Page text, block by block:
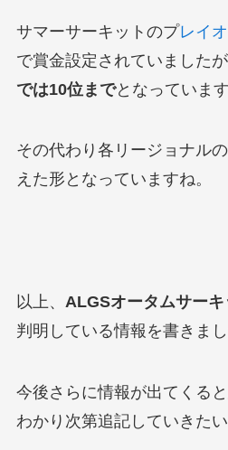
サマーサーキットのプレイ
で賞金設定されていましたが
では10位までとなっています
その代わり各リージョナル
えた形となっていますね。
以上、 ALGSオータムサーキ
判明している情報を書きまし
今後さらに情報が出てくる
わかり次第追記していきた